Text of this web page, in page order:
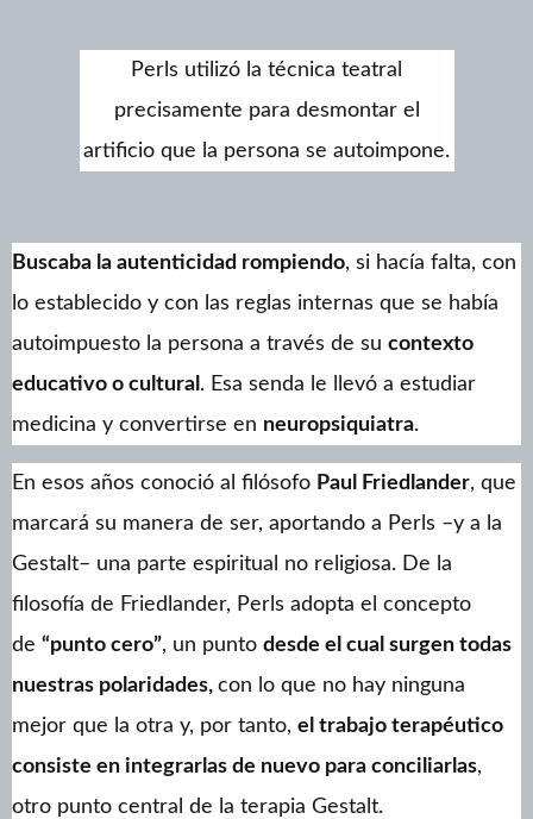
Perls utilizó la técnica teatral
precisamente para desmontar el
artificio que la persona se autoimpone.
Buscaba la autenticidad rompiendo, si hacía falta, con
lo establecido y con las reglas internas que se había
autoimpuesto la persona a través de su contexto
educativo o cultural . Esa senda le llevó a estudiar
medicina y convertirse en neuropsiquiatra.
En esos años conoció al filósofo Paul Friedlander, que
marcará su manera de ser, aportando a Perls –y a la
Gestalt– una parte espiritual no religiosa. De la
filosofía de Friedlander, Perls adopta el concepto
de “punto cero”, un punto desde el cual surgen todas
nuestras polaridades, con lo que no hay ninguna
mejor que la otra y, por tanto, el trabajo terapéutico
consiste en integrarlas de nuevo para conciliarlas,
otro punto central de la terapia Gestalt.